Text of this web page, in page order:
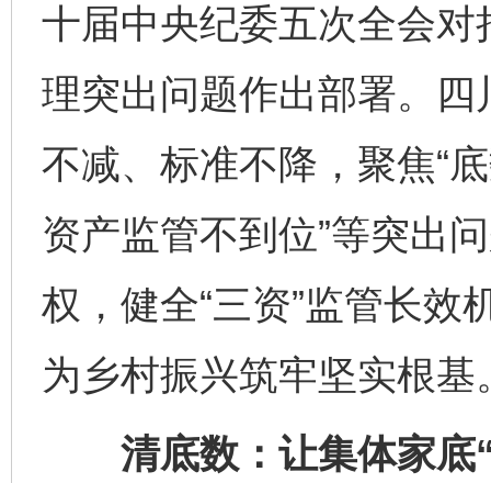
十届中央纪委五次全会对
理突出问题作出部署。
不减、标准不降，聚焦“
资产监管不到位”等突出
权，健全“三资”监管长效
为乡村振兴筑牢坚实根基
清底数：让集体家底“